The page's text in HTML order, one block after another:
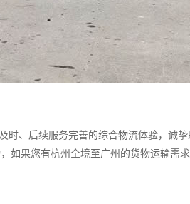
、后续服务完善的综合物流体验，诚
如果您有杭州全境至广州的货物运输需